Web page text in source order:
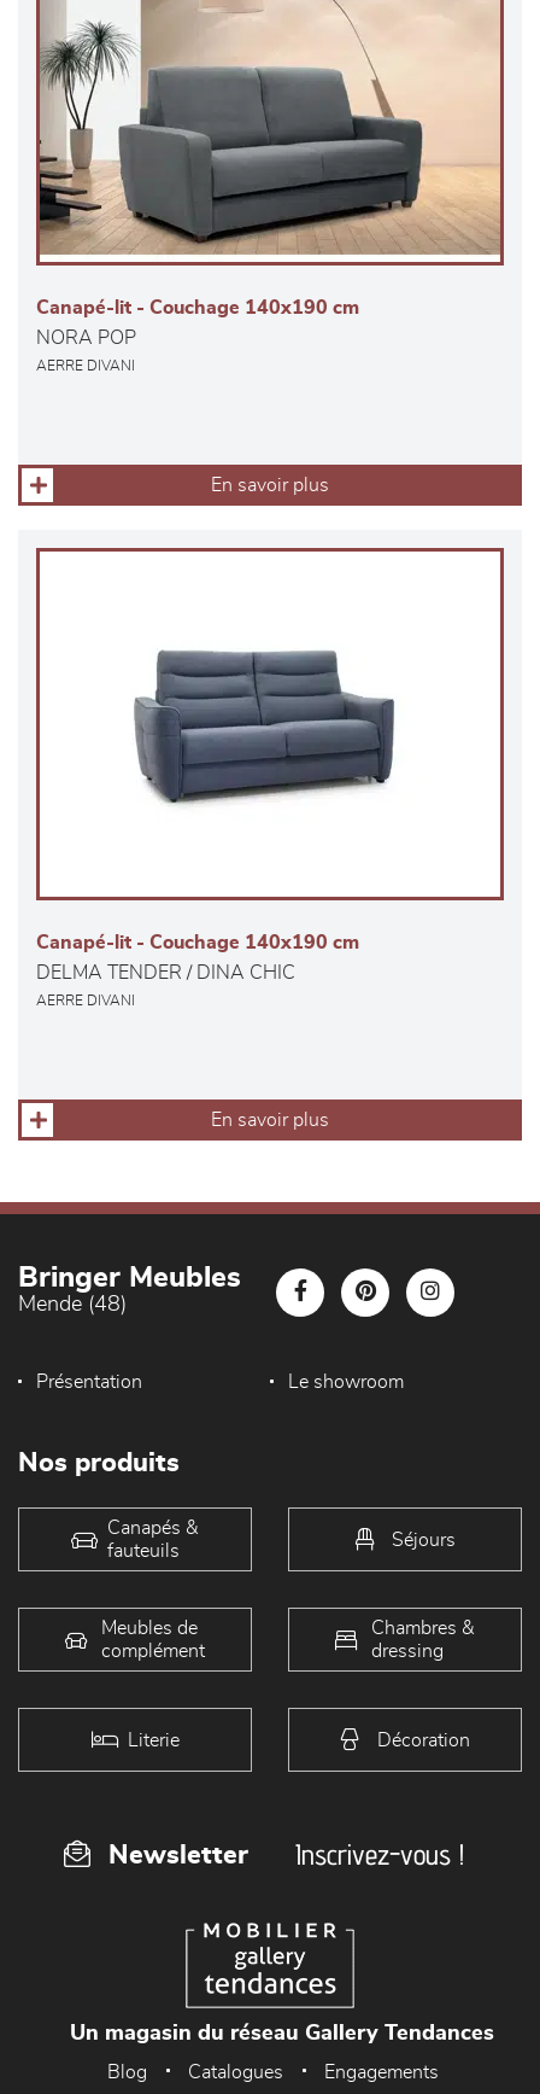
Canapé-lit - Couchage 140x190 cm
NORA POP
AERRE DIVANI
En savoir plus
Canapé-lit - Couchage 140x190 cm
DELMA TENDER / DINA CHIC
AERRE DIVANI
En savoir plus
Bringer Meubles
Mende (48)
Présentation Le showroom
Nos produits
Canapés &
fauteuils
Séjours
Meubles de
complément
Chambres &
dressing
Literie Décoration
Newsletter Inscrivez-vous !
Un magasin du réseau Gallery Tendances
Blog Catalogues Engagements